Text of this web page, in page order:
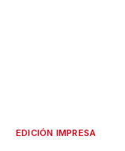
EDICIÓN IMPRESA